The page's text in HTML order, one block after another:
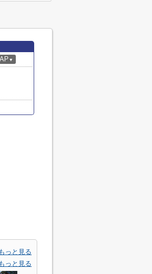
▼
っと見る
っと見る